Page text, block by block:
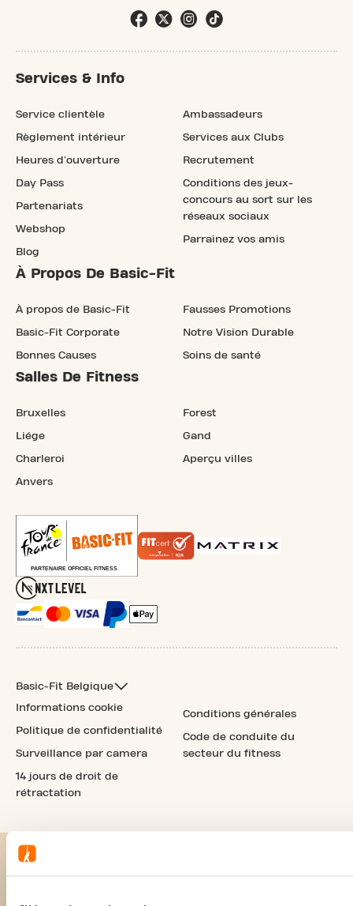
Services & Info
Service clientèle
Règlement intérieur
Heures d'ouverture
Day Pass
Partenariats
Webshop
Blog
Ambassadeurs
Services aux Clubs
Recrutement
Conditions des jeux-
concours au sort sur les
réseaux sociaux
Parrainez vos amis
À Propos De Basic-Fit
À propos de Basic-Fit
Basic-Fit Corporate
Bonnes Causes
Fausses Promotions
Notre Vision Durable
Soins de santé
Salles De Fitness
Bruxelles
Liége
Charleroi
Anvers
Forest
Gand
Aperçu villes
Basic-Fit Belgique
Informations cookie
Politique de confidentialité
Surveillance par camera
14 jours de droit de
rétractation
Conditions générales
Code de conduite du
secteur du fitness